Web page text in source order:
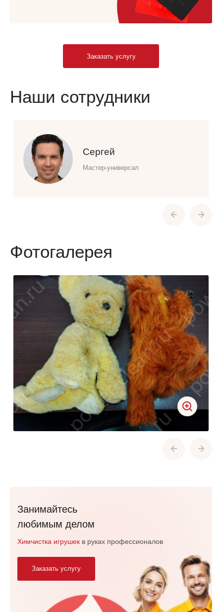
Заказать услугу
Наши сотрудники
Сергей
Мастер-универсал
Фотогалерея
Занимайтесь
любимым делом
Химчистка игрушек в руках профессионалов
Заказать услугу